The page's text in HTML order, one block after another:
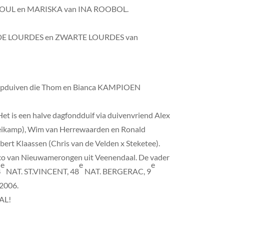
en MARISKA van INA ROOBOL.
en ZWARTE LOURDES van
die Thom en Bianca KAMPIOEN
is een halve dagfondduif via duivenvriend Alex
Wim van Herrewaarden en Ronald
Klaassen (Chris van de Velden x Steketee).
van Nieuwamerongen uit Veenendaal. De vader
e
NAT. ST.VINCENT, 48
e
NAT. BERGERAC, 9
e